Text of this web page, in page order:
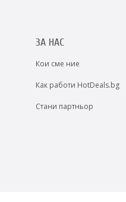
ЗА НАС
Кои сме ние
Как работи HotDeals.bg
Стани партньор